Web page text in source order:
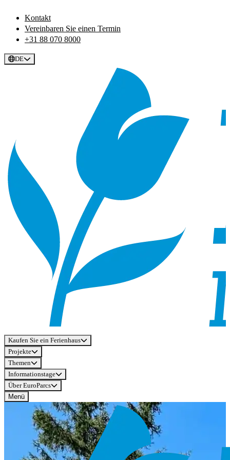
Kontakt
Vereinbaren Sie einen Termin
+31 88 070 8000
DE
Kaufen Sie ein Ferienhaus
Projekte
Themen
Informationstage
Über EuroParcs
Menü